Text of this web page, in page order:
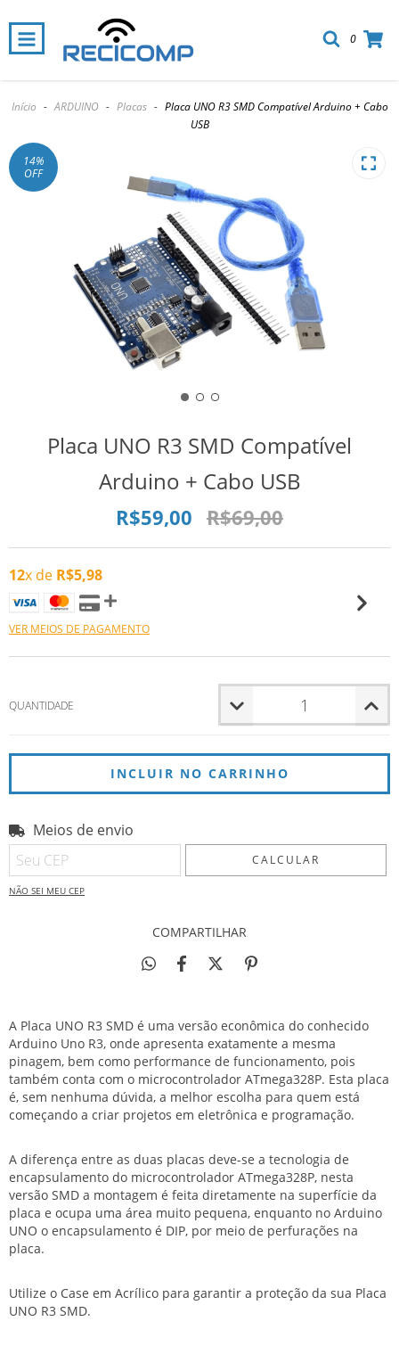
0
Início - ARDUINO - Placas - Placa UNO R3 SMD Compatível Arduino + Cabo
USB
14%
OFF
Placa UNO R3 SMD Compatível
Arduino + Cabo USB
R$59,00 R$69,00
12x de R$5,98
VER MEIOS DE PAGAMENTO
QUANTIDADE
Entregas para o CEP:
Meios de envio
CALCULAR
NÃO SEI MEU CEP
COMPARTILHAR
A Placa UNO R3 SMD é uma versão econômica do conhecido
Arduino Uno R3, onde apresenta exatamente a mesma
pinagem, bem como performance de funcionamento, pois
também conta com o microcontrolador ATmega328P. Esta placa
é, sem nenhuma dúvida, a melhor escolha para quem está
começando a criar projetos em eletrônica e programação.
A diferença entre as duas placas deve-se a tecnologia de
encapsulamento do microcontrolador ATmega328P, nesta
versão SMD a montagem é feita diretamente na superfície da
placa e ocupa uma área muito pequena, enquanto no Arduino
UNO o encapsulamento é DIP, por meio de perfurações na
placa.
Utilize o Case em Acrílico para garantir a proteção da sua Placa
UNO R3 SMD.